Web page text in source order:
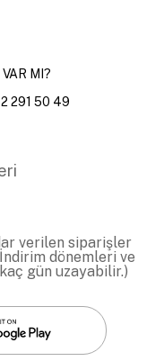
MI?
291 50 49
verilen siparişler
dönemleri ve
gün uzayabilir.)